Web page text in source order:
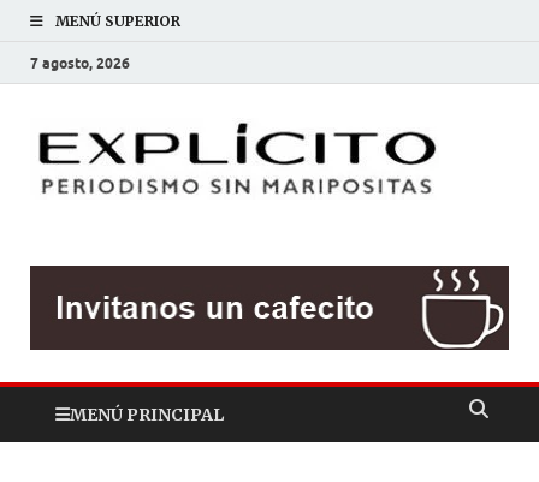
MENÚ SUPERIOR
7 agosto, 2026
MENÚ PRINCIPAL